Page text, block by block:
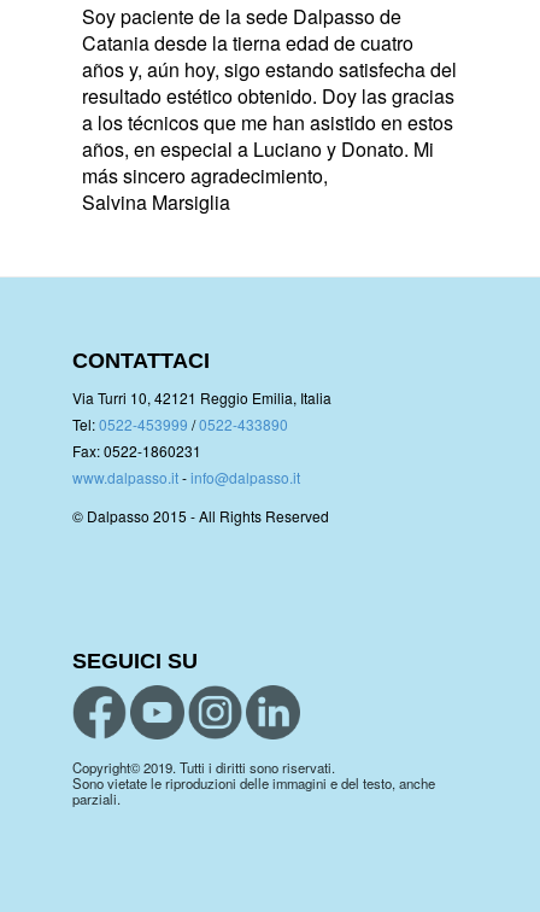
Soy paciente de la sede Dalpasso de
Catania desde la tierna edad de cuatro
años y, aún hoy, sigo estando satisfecha del
resultado estético obtenido. Doy las gracias
a los técnicos que me han asistido en estos
años, en especial a Luciano y Donato. Mi
más sincero agradecimiento,
Salvina Marsiglia
CONTATTACI
Via Turri 10, 42121 Reggio Emilia, Italia
Tel:0522-453999 /0522-433890
Fax: 0522-1860231
www.dalpasso.it-info@dalpasso.it
© Dalpasso 2015 - All Rights Reserved
SEGUICI SU
Copyright© 2019. Tutti i diritti sono riservati.
Sono vietate le riproduzioni delle immagini e del testo, anche
parziali.